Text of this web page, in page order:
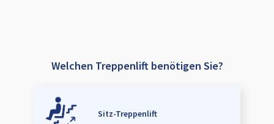
Welchen Treppenlift benötigen Sie?
Sitz-Treppenlift